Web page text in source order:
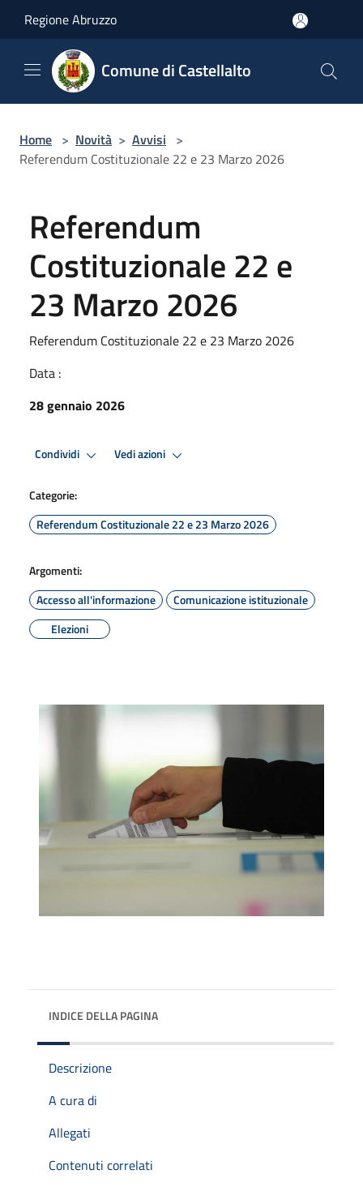
Regione Abruzzo
Comune di Castellalto
Home > Novità > Avvisi >
Referendum Costituzionale 22 e 23 Marzo 2026
Referendum
Costituzionale 22 e
23 Marzo 2026
Referendum Costituzionale 22 e 23 Marzo 2026
Data :
28 gennaio 2026
Condividi Vedi azioni
Categorie:
Referendum Costituzionale 22 e 23 Marzo 2026
Argomenti:
Accesso all'informazione
Comunicazione istituzionale
Elezioni
INDICE DELLA PAGINA
Descrizione
A cura di
Allegati
Contenuti correlati